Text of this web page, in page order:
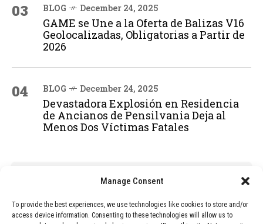
Manage Consent
To provide the best experiences, we use technologies like cookies to store and/or
access device information. Consenting to these technologies will allow us to
03 BLOG December 24, 2025
GAME se Une a la Oferta de Balizas V16
Geolocalizadas, Obligatorias a Partir de
2026
04 BLOG December 24, 2025
Devastadora Explosión en Residencia
de Ancianos de Pensilvania Deja al
Menos Dos Víctimas Fatales